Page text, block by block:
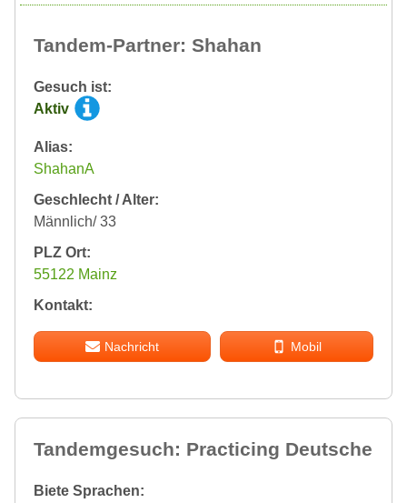
Tandem-Partner: Shahan
Gesuch ist:
Aktiv
Alias:
ShahanA
Geschlecht / Alter:
Männlich/ 33
PLZ Ort:
55122 Mainz
Kontakt:
Nachricht Mobil
Tandemgesuch: Practicing Deutsche
Biete Sprachen: